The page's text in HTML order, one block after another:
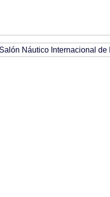
Náutico Internacional de